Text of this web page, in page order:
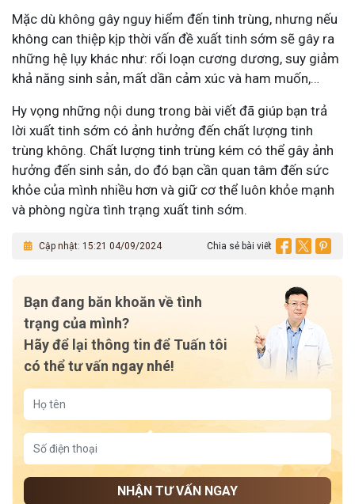
Mặc dù không gây nguy hiểm đến tinh trùng, nhưng nếu
không can thiệp kịp thời vấn đề xuất tinh sớm sẽ gây ra
những hệ lụy khác như: rối loạn cương dương, suy giảm
khả năng sinh sản, mất dần cảm xúc và ham muốn,…
Hy vọng những nội dung trong bài viết đã giúp bạn trả
lời xuất tinh sớm có ảnh hưởng đến chất lượng tinh
trùng không. Chất lượng tinh trùng kém có thể gây ảnh
hưởng đến sinh sản, do đó bạn cần quan tâm đến sức
khỏe của mình nhiều hơn và giữ cơ thể luôn khỏe mạnh
và phòng ngừa tình trạng xuất tinh sớm.
Cập nhật: 15:21 04/09/2024 Chia sẻ bài viết
Bạn đang băn khoăn về tình
trạng của mình?
Hãy để lại thông tin để Tuấn tôi
có thể tư vấn ngay nhé!
NHẬN TƯ VẤN NGAY